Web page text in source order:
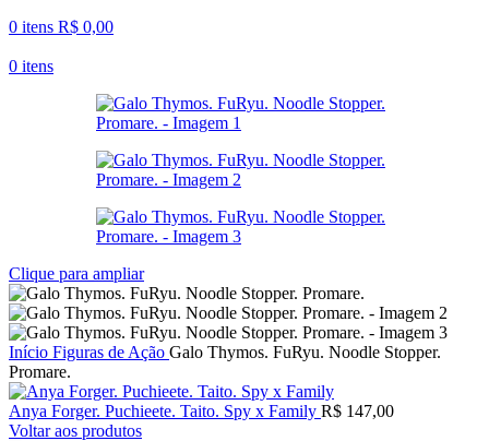
0 itens R$ 0,00
0 itens
Clique para ampliar
Início Figuras de Ação Galo Thymos. FuRyu. Noodle Stopper.
Promare.
Anya Forger. Puchieete. Taito. Spy x Family R$ 147,00
Voltar aos produtos